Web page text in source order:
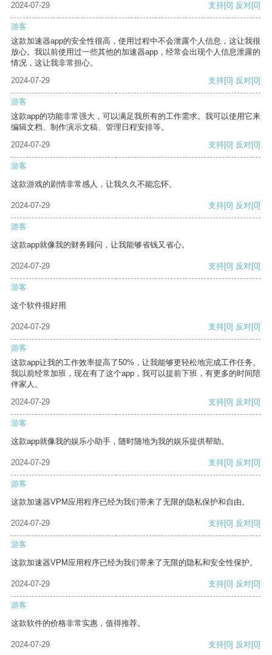
2024-07-29 支持[0] 反对[0]
游客
这款加速器app的安全性很高，使用过程中不会泄露个人信息，这让我很
放心。我以前使用过一些其他的加速器app，经常会出现个人信息泄露的
情况，这让我非常担心。
2024-07-29
支持[0] 反对[0]
游客
这款app的功能非常强大，可以满足我所有的工作需求。我可以使用它来
编辑文档、制作演示文稿、管理日程安排等。
2024-07-29
支持[0] 反对[0]
游客
这款游戏的剧情非常感人，让我久久不能忘怀。
2024-07-29 支持[0] 反对[0]
游客
这款app就像我的财务顾问，让我能够省钱又省心。
2024-07-29 支持[0] 反对[0]
游客
这个软件很好用
2024-07-29 支持[0] 反对[0]
游客
这款app让我的工作效率提高了50%，让我能够更轻松地完成工作任务。
我以前经常加班，现在有了这个app，我可以提前下班，有更多的时间陪
伴家人。
2024-07-29
支持[0] 反对[0]
游客
这款app就像我的娱乐小助手，随时随地为我的娱乐提供帮助。
2024-07-29 支持[0] 反对[0]
游客
这款加速器VPM应用程序已经为我们带来了无限的隐私保护和自由。
2024-07-29 支持[0] 反对[0]
游客
这款加速器VPM应用程序已经为我们带来了无限的隐私和安全性保护。
2024-07-29 支持[0] 反对[0]
游客
这款软件的价格非常实惠，值得推荐。
2024-07-29 支持[0] 反对[0]